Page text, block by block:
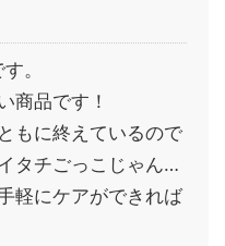
。
商品です！
もに終えているので
タチごっこじゃん…
軽にケアができれば